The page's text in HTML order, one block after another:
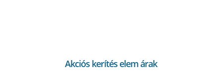
Akciós kerítés elem árak